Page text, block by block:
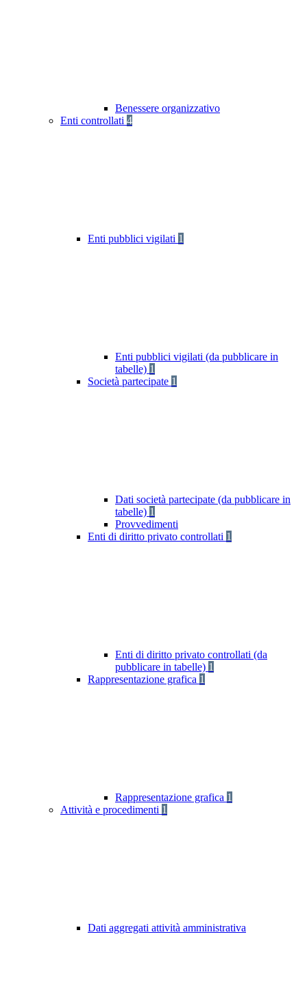
Benessere organizzativo
Enti controllati 4
Enti pubblici vigilati 1
Enti pubblici vigilati (da pubblicare in
tabelle) 1
Società partecipate 1
Dati società partecipate (da pubblicare in
tabelle) 1
Provvedimenti
Enti di diritto privato controllati 1
Enti di diritto privato controllati (da
pubblicare in tabelle) 1
Rappresentazione grafica 1
Rappresentazione grafica 1
Attività e procedimenti 1
Dati aggregati attività amministrativa